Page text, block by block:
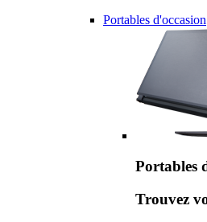
Portables d'occasion
Portables
Trouvez